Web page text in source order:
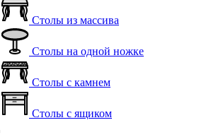
Столы из массива
Столы на одной ножке
Столы с камнем
Столы с ящиком